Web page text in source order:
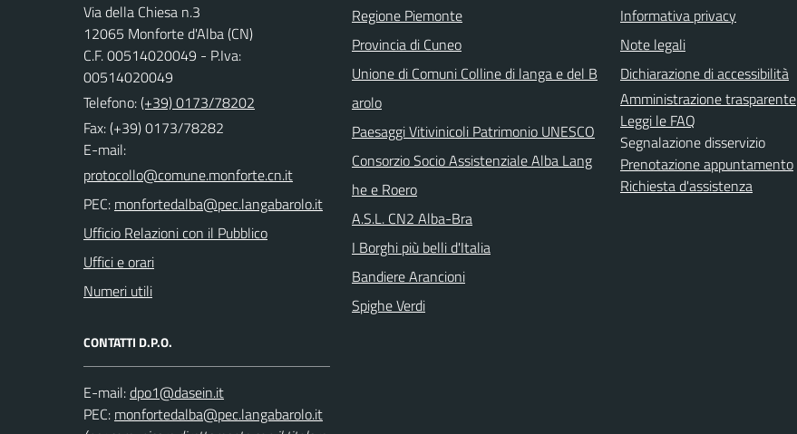
Via della Chiesa n.3
12065 Monforte d'Alba (CN)
C.F. 00514020049 - P.Iva:
00514020049
Telefono:(+39) 0173/78202
Fax: (+39) 0173/78282
E-mail:
PEC:
Ufficio Relazioni con il Pubblico
Uffici e orari
Numeri utili
CONTATTI D.P.O.
E-mail:
PEC:
Regione Piemonte
Provincia di Cuneo
Unione di Comuni Colline di langa e del B
arolo
Paesaggi Vitivinicoli Patrimonio UNESCO
Consorzio Socio Assistenziale Alba Lang
he e Roero
A.S.L. CN2 Alba-Bra
I Borghi più belli d'Italia
Bandiere Arancioni
Spighe Verdi
Informativa privacy
Note legali
Dichiarazione di accessibilità
Amministrazione trasparente
Leggi le FAQ
Segnalazione disservizio
Prenotazione appuntamento
Richiesta d'assistenza